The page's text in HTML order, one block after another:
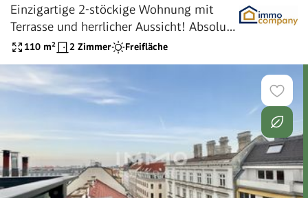
Einzigartige 2-stöckige Wohnung mit
Terrasse und herrlicher Aussicht! Absolute
Ruhe! 18. Bezirk. U6
110 m² 2 Zimmer Freifläche